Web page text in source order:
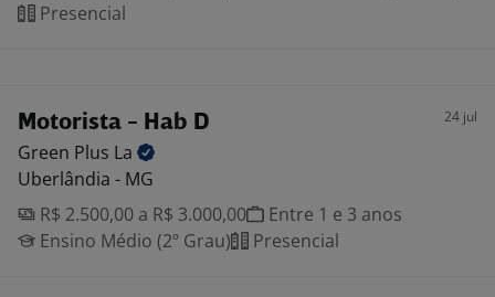
Presencial
Motorista - Hab D 24 jul
Green Plus La
Uberlândia - MG
R$ 2.500,00 a R$ 3.000,00
Entre 1 e 3 anos
Ensino Médio (2º Grau)
Presencial